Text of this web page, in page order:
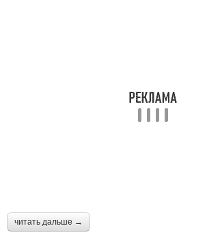
читать дальше →